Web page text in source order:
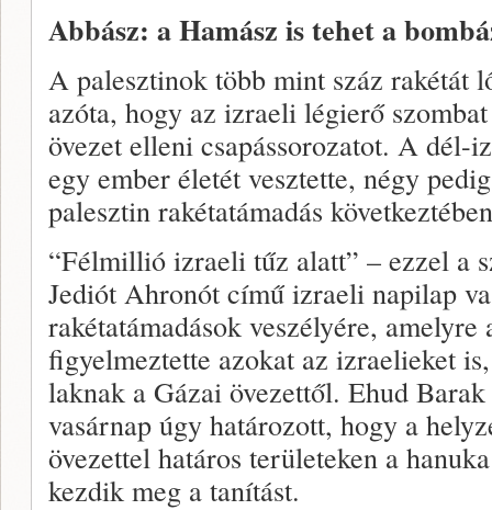
Abbász: a Hamász is tehet a
A palesztinok több mint száz rakétát
azóta, hogy az izraeli légierő
övezet elleni csapássorozatot. A dél-
egy ember életét vesztette, négy
palesztin rakétatámadás
“Félmillió izraeli tűz alatt” – ezzel a
Jediót Ahronót című izraeli napilap
rakétatámadások veszélyére,
figyelmeztette azokat az izraelieket
laknak a Gázai övezettől. Ehud
vasárnap úgy határozott, hogy a
övezettel határos területeken a
kezdik meg a tanítást.